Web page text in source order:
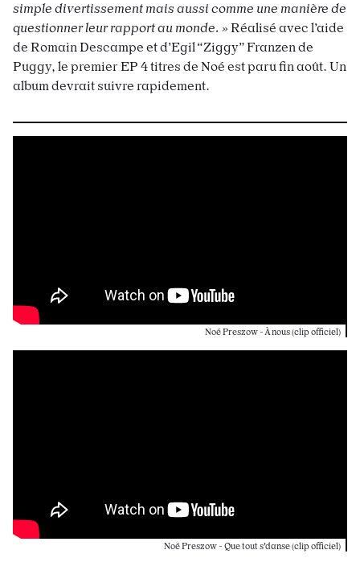
simple divertissement mais aussi comme une manière de
questionner leur rapport au monde. » Réalisé avec l’aide
de Romain Descampe et d’Egil “Ziggy” Franzen de
Puggy, le premier EP 4 titres de Noé est paru fin août. Un
album devrait suivre rapidement.
Noé Preszow - À nous (clip officiel)
Noé Preszow - Que tout s'danse (clip officiel)